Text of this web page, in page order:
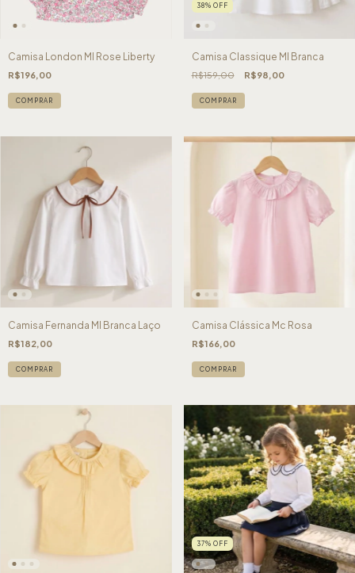
Camisa London Ml Rose Liberty
R$196,00
COMPRAR
38% OFF
Camisa Classique Ml Branca
R$159,00 R$98,00
COMPRAR
Camisa Fernanda Ml Branca Laço
R$182,00
COMPRAR
Camisa Clássica Mc Rosa
R$166,00
COMPRAR
37% OFF